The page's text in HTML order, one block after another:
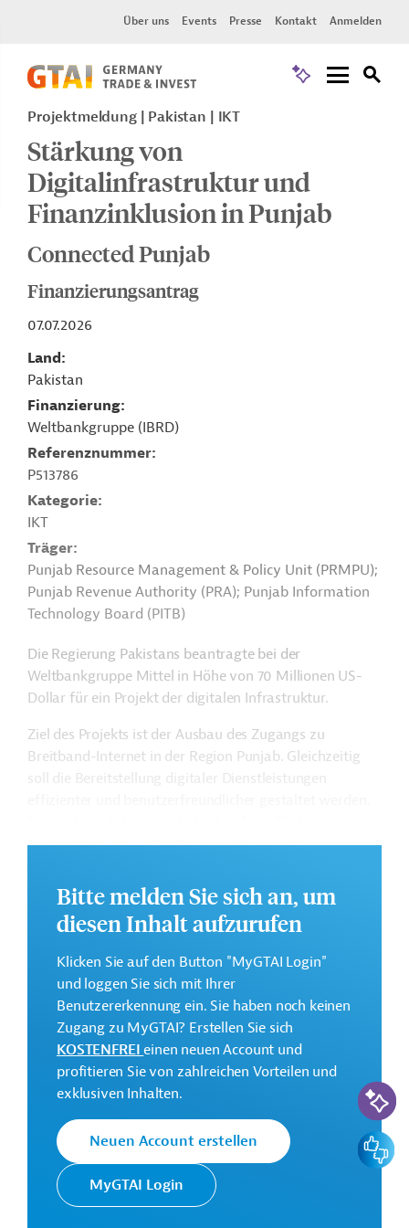
Über uns Events Presse Kontakt Anmelden
Projektmeldung Pakistan IKT
Stärkung von
Digitalinfrastruktur und
Finanzinklusion in Punjab
Connected Punjab
Finanzierungsantrag
07.07.2026
Land
Pakistan
Finanzierung
Weltbankgruppe (IBRD)
Referenznummer
P513786
Kategorie
IKT
Träger
Punjab Resource Management & Policy Unit (PRMPU);
Punjab Revenue Authority (PRA); Punjab Information
Technology Board (PITB)
Die Regierung Pakistans beantragte bei der
Weltbankgruppe Mittel in Höhe von 70 Millionen US-
Dollar für ein Projekt der digitalen Infrastruktur.
Ziel des Projekts ist der Ausbau des Zugangs zu
Breitband-Internet in der Region Punjab. Gleichzeitig
soll die Bereitstellung digitaler Dienstleistungen
bargeldloser Transaktionen, um die digitale Wirtschaft
Weitere Informationen zu dem Entwicklungsprojekt
finden Sie auf derWebseite der Weltbankgruppe
bereitsteht.
GTAI informiert über die
W eltbankgruppe
:
Schwerpunkte, Regularien und praktische Hinweise zur
Geschäftsanbahnung.
Geberbeitrag:
70 Millionen US-Dollar (Weltbankgruppe, Mittel;
beantragt)
Kontaktadressen
Bitte melden Sie sich an, um
diesen Inhalt aufzurufen
Klicken Sie auf den Button "MyGTAI Login"
und loggen Sie sich mit Ihrer
Benutzererkennung ein. Sie haben noch keinen
Zugang zu MyGTAI? Erstellen Sie sich
KOSTENFREIeinen neuen Account und
profitieren Sie von zahlreichen Vorteilen und
exklusiven Inhalten.
Neuen Account erstellen
MyGTAI Login
KI-